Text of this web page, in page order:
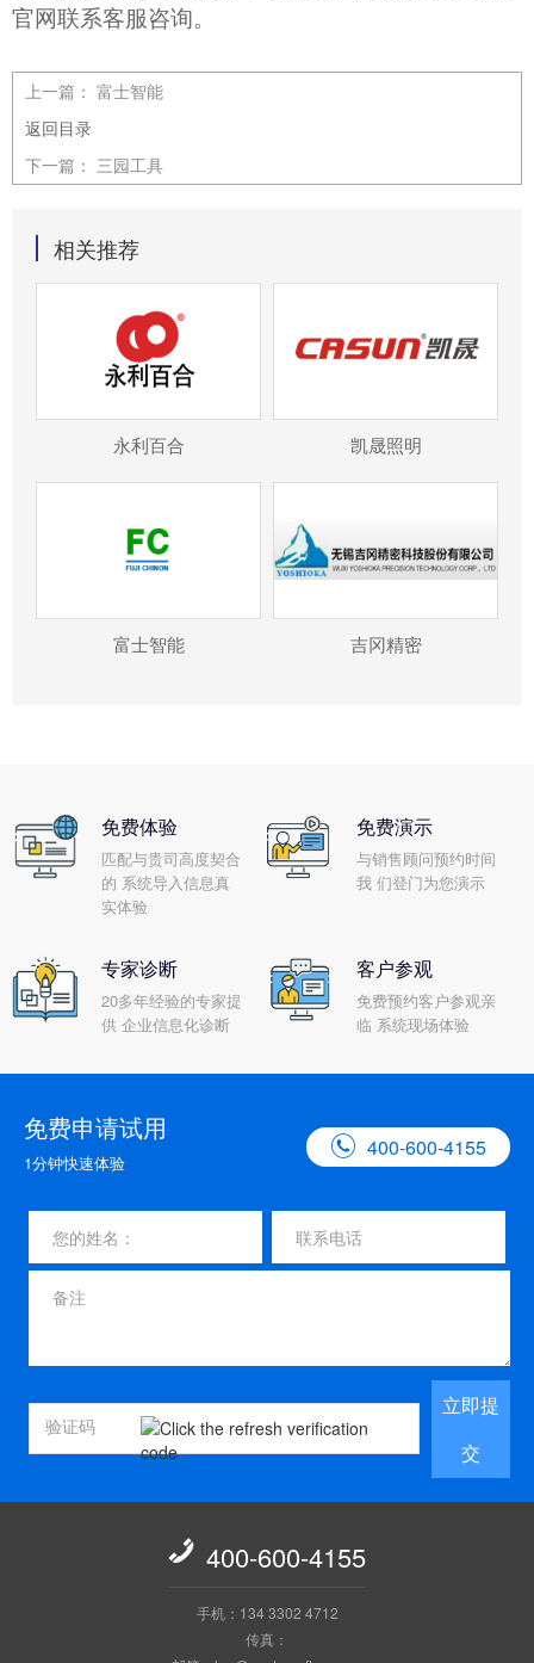
官网联系客服咨询。
上一篇： 富士智能
返回目录
下一篇： 三园工具
相关推荐
永利百合 凯晟照明
富士智能 吉冈精密
免费体验
匹配与贵司高度契合
的 系统导入信息真
实体验
免费演示
与销售顾问预约时间
我 们登门为您演示
专家诊断
20多年经验的专家提
供 企业信息化诊断
客户参观
免费预约客户参观亲
临 系统现场体验
免费申请试用
1分钟快速体验
 400-600-4155
立即提
交
 400-600-4155
手机：134 3302 4712
传真：